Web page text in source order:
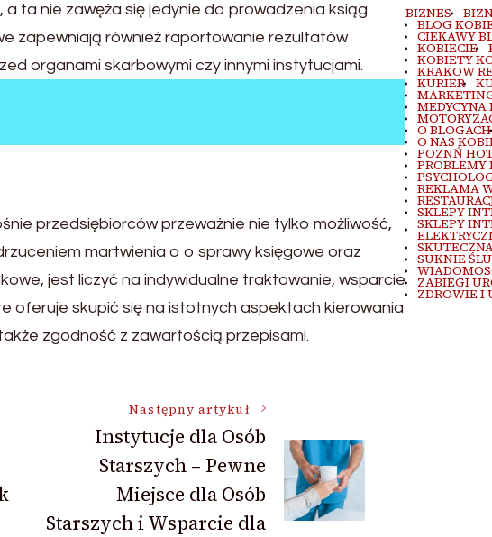
ta nie zawęża się jedynie do prowadzenia ksiąg
zapewniają również raportowanie rezultatów
organami skarbowymi czy innymi instytucjami.
przedsiębiorców przeważnie nie tylko możliwość,
martwienia o o sprawy księgowe oraz
jest liczyć na indywidualne traktowanie, wsparcie
oferuje skupić się na istotnych aspektach kierowania
zgodność z zawartością przepisami.
Następny artykuł
Instytucje dla Osób
Starszych – Pewne
Miejsce dla Osób
Starszych i Wsparcie dla
BIZNES
BLOG
CIEKAWY
KOBIECIE
KOBIETY
KRAKOW
KURIER
MEDYCYNA
O BLOGACH
O NAS
POZNŃ
PROBLEMY
REKLAMA
SKLEPY
SKLEPY
SUKNIE
ZABIEGI
ZDROWIE I